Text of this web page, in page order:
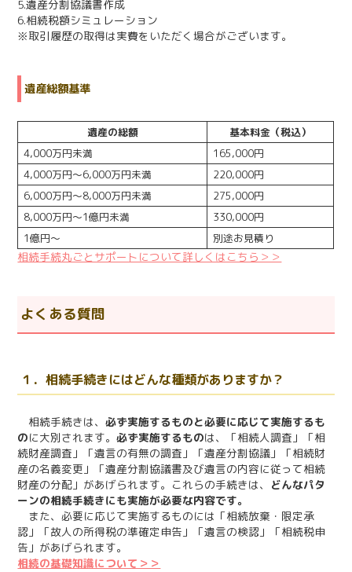
5.遺産分割協議書作成
6.相続税額シミュレーション
※取引履歴の取得は実費をいただく場合がございます。
遺産総額基準
遺産の総額 基本料金 （税込）
4,000万円未満
165,000円
4,000万円～6,000万円未満
220,000円
6,000万円～8,000万円未満
275,000円
8,000万円～1億円未満
330,000円
1億円～
別途お見積り
相続手続丸ごとサポートについて詳しくはこちら＞＞
よくある質問
１．相続手続きにはどんな種類がありますか？
相続手続きは、必ず実施するものと必要に応じて実施するも
のに大別されます。必ず実施するものは、「相続人調査」「相
続財産調査」「遺言の有無の調査」「遺産分割協議」「相続財
産の名義変更」「遺産分割協議書及び遺言の内容に従って相続
財産の分配」があげられます。これらの手続きは、 どんなパタ
ーンの相続手続きにも実施が必要な内容です。
また、必要に応じて実施するものには「相続放棄・限定承
認」「故人の所得税の準確定申告」「遺言の検認」「相続税申
告」があげられます。
相続の基礎知識について＞＞